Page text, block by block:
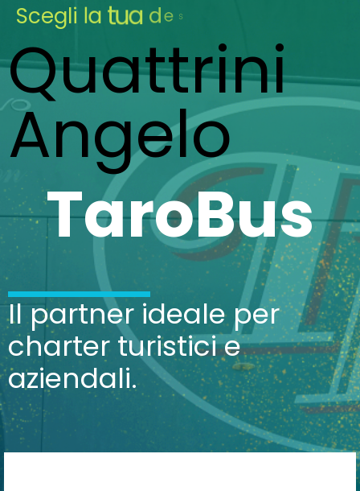
Scegli la tua des
Quattrini
Angelo
TaroBus
Il partner ideale per
charter turistici e
aziendali.